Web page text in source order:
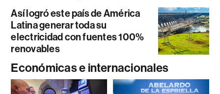
Así logró este país de América
Latina generar toda su
electricidad con fuentes 100%
renovables
Económicas e internacionales